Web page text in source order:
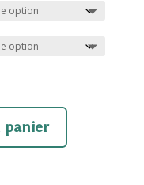
panier